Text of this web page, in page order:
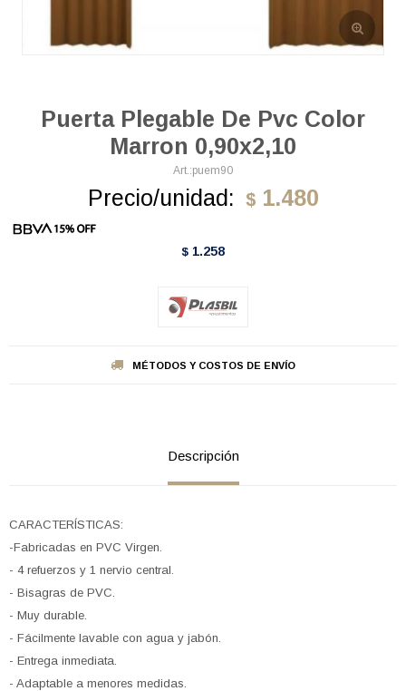
Puerta Plegable De Pvc Color
Marron 0,90x2,10
puem90
Precio/unidad: $ 1.480
$ 1.258
MÉTODOS Y COSTOS DE ENVÍO
Descripción
CARACTERÍSTICAS:
-Fabricadas en PVC Virgen.
- 4 refuerzos y 1 nervio central.
- Bisagras de PVC.
- Muy durable.
- Fácilmente lavable con agua y jabón.
- Entrega inmediata.
- Adaptable a menores medidas.